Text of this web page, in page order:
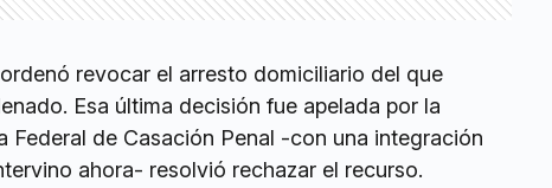
revocar el arresto domiciliario del que
Esa última decisión fue apelada por la
Federal de Casación Penal -con una integración
ahora- resolvió rechazar el recurso.